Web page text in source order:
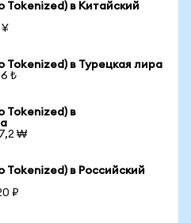
Tokenized) в Китайский
¥
Tokenized) в Турецкая лира
₺
Tokenized) в
₩
Tokenized) в Российский
₽